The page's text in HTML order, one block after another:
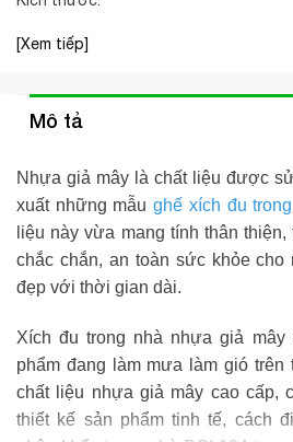
[Xem tiếp]
Mô tả
Nhựa giả mây là chất liệu được
xuất những mẫughế xích đu
liệu này vừa mang tính thân
chắc chắn, an toàn sức khỏe
đẹp với thời gian dài.
Xích đu trong nhà nhựa giả mây
phẩm đang làm mưa làm gió
chất liệu nhựa giả mây cao cấp,
thiết kế sản phẩm tinh tế, cách